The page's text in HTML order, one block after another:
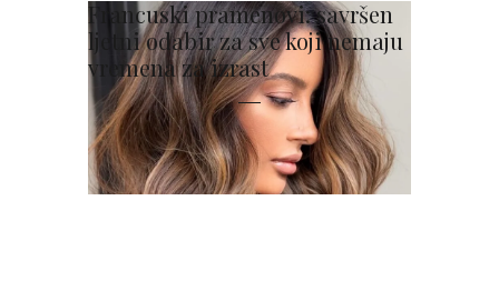
Francuski pramenovi: savršen
ljetni odabir za sve koji nemaju
vremena za izrast